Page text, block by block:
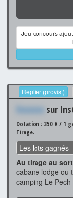
Jeu-concours
Replier (provis.)
Xxxxxxx sur
Dotation : 350 € / 1
Tirage.
Les lots gagnés
Au tirage au
cabane lodge ou
camping Le